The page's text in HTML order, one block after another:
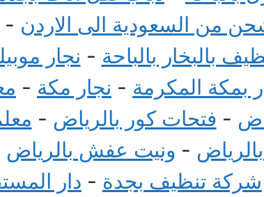
من السعودية الى الاردن -
بالبخار بالباحة - نجار
بمكة المكرمة - نجار مكة -
- فتحات كور بالرياض -
- ونيت عفش بالرياض
شركة تنظيف بجدة - دار